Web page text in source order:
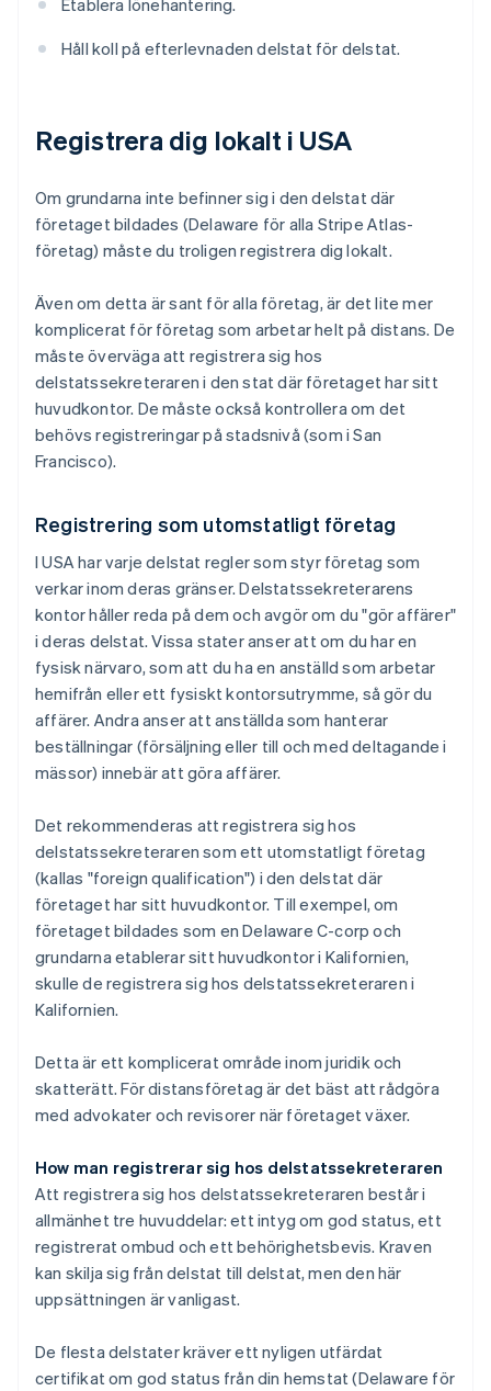
Håll koll på efterlevnaden delstat för delstat.
Registrera dig lokalt i USA
Om grundarna inte befinner sig i den delstat där
företaget bildades (Delaware för alla Stripe Atlas-
företag) måste du troligen registrera dig lokalt.
Även om detta är sant för alla företag, är det lite mer
komplicerat för företag som arbetar helt på distans. De
måste överväga att registrera sig hos
delstatssekreteraren i den stat där företaget har sitt
huvudkontor. De måste också kontrollera om det
behövs registreringar på stadsnivå (som i San
Francisco).
Registrering som utomstatligt företag
I USA har varje delstat regler som styr företag som
verkar inom deras gränser. Delstatssekreterarens
kontor håller reda på dem och avgör om du "gör affärer"
i deras delstat. Vissa stater anser att om du har en
fysisk närvaro, som att du ha en anställd som arbetar
hemifrån eller ett fysiskt kontorsutrymme, så gör du
affärer. Andra anser att anställda som hanterar
beställningar (försäljning eller till och med deltagande i
mässor) innebär att göra affärer.
Det rekommenderas att registrera sig hos
delstatssekreteraren som ett utomstatligt företag
(kallas "foreign qualification") i den delstat där
företaget har sitt huvudkontor. Till exempel, om
företaget bildades som en Delaware C-corp och
grundarna etablerar sitt huvudkontor i Kalifornien,
skulle de registrera sig hos delstatssekreteraren i
Kalifornien.
Detta är ett komplicerat område inom juridik och
skatterätt. För distansföretag är det bäst att rådgöra
med advokater och revisorer när företaget växer.
How man registrerar sig hos delstatssekreteraren
Att registrera sig hos delstatssekreteraren består i
allmänhet tre huvuddelar: ett intyg om god status, ett
registrerat ombud och ett behörighetsbevis. Kraven
kan skilja sig från delstat till delstat, men den här
uppsättningen är vanligast.
De flesta delstater kräver ett nyligen utfärdat
certifikat om god status från din hemstat (Delaware för